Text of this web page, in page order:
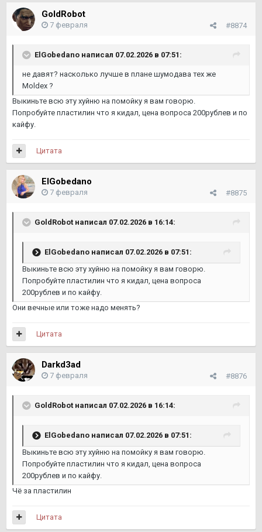
GoldRobot
#8874
7 февраля
ElGobedano написал 07.02.2026 в 07:51:
не давят? насколько лучше в плане шумодава тех же
Moldex ?
Выкиньте всю эту хуйню на помойку я вам говорю.
Попробуйте пластилин что я кидал, цена вопроса 200рублев и по
кайфу.
Цитата
ElGobedano
#8875
7 февраля
GoldRobot написал 07.02.2026 в 16:14:
ElGobedano написал 07.02.2026 в 07:51:
Выкиньте всю эту хуйню на помойку я вам говорю.
Попробуйте пластилин что я кидал, цена вопроса
200рублев и по кайфу.
Они вечные или тоже надо менять?
Цитата
Darkd3ad
#8876
7 февраля
GoldRobot написал 07.02.2026 в 16:14:
ElGobedano написал 07.02.2026 в 07:51:
Выкиньте всю эту хуйню на помойку я вам говорю.
Попробуйте пластилин что я кидал, цена вопроса
200рублев и по кайфу.
Чё за пластилин
Цитата